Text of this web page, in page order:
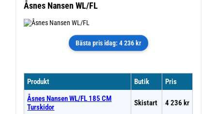
Åsnes Nansen WL/FL
Bästa pris idag: 4 236 kr
Produkt Butik
Pris
Åsnes Nansen WL/FL 185 CM
Turskidor
Skistart 4 236 kr